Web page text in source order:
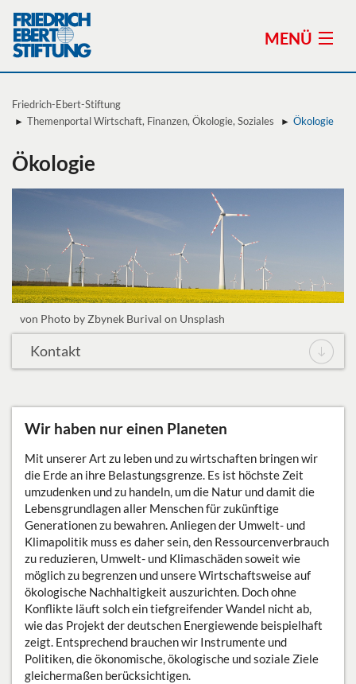
MENÜ
Preise der Friedrich-Ebert-Stiftung
Veranstaltungen
Publikationen
Archiv der sozialen Demokratie
Bibliothek
Presse
Friedrich-Ebert-Stiftung
Themenportal Wirtschaft, Finanzen, Ökologie, Soziales
Ökologie
Ökologie
von Photo by Zbynek Burival on Unsplash
Kontakt
Wir haben nur einen Planeten
Mit unserer Art zu leben und zu wirtschaften bringen wir
die Erde an ihre Belastungsgrenze. Es ist höchste Zeit
umzudenken und zu handeln, um die Natur und damit die
Lebensgrundlagen aller Menschen für zukünftige
Generationen zu bewahren. Anliegen der Umwelt- und
Klimapolitik muss es daher sein, den Ressourcenverbrauch
zu reduzieren, Umwelt- und Klimaschäden soweit wie
möglich zu begrenzen und unsere Wirtschaftsweise auf
ökologische Nachhaltigkeit auszurichten. Doch ohne
Konflikte läuft solch ein tiefgreifender Wandel nicht ab,
wie das Projekt der deutschen Energiewende beispielhaft
zeigt. Entsprechend brauchen wir Instrumente und
Politiken, die ökonomische, ökologische und soziale Ziele
gleichermaßen berücksichtigen.